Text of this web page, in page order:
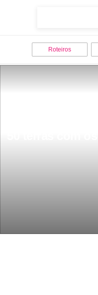
Roteiros